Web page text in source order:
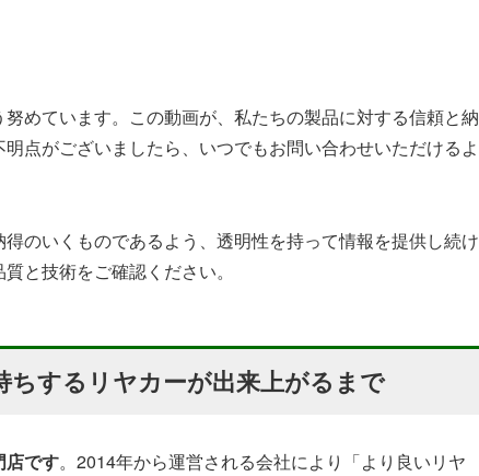
めています。この動画が、私たちの製品に対する信頼と納
点がございましたら、いつでもお問い合わせいただけるよ
のいくものであるよう、透明性を持って情報を提供し続け
と技術をご確認ください。
するリヤカーが出来上がるまで
店です。2014年から運営される会社により「より良いリヤ